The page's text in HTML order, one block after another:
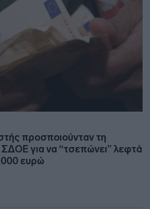
προσποιούνταν τη
ΣΔΟΕ για να “τσεπώνει” λεφτά
ευρώ